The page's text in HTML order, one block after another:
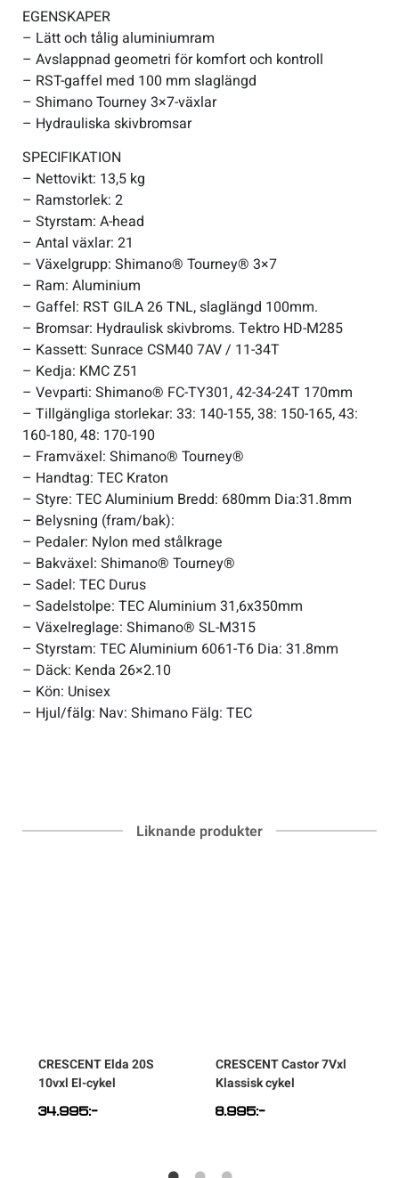
EGENSKAPER
– Lätt och tålig aluminiumram
– Avslappnad geometri för komfort och kontroll
– RST-gaffel med 100 mm slaglängd
– Shimano Tourney 3×7-växlar
– Hydrauliska skivbromsar
SPECIFIKATION
– Nettovikt: 13,5 kg
– Ramstorlek: 2
– Styrstam: A-head
– Antal växlar: 21
– Växelgrupp: Shimano® Tourney® 3×7
– Ram: Aluminium
– Gaffel: RST GILA 26 TNL, slaglängd 100mm.
– Bromsar: Hydraulisk skivbroms. Tektro HD-M285
– Kassett: Sunrace CSM40 7AV / 11-34T
– Kedja: KMC Z51
– Vevparti: Shimano® FC-TY301, 42-34-24T 170mm
– Tillgängliga storlekar: 33: 140-155, 38: 150-165, 43:
160-180, 48: 170-190
– Framväxel: Shimano® Tourney®
– Handtag: TEC Kraton
– Styre: TEC Aluminium Bredd: 680mm Dia:31.8mm
– Belysning (fram/bak):
– Pedaler: Nylon med stålkrage
– Bakväxel: Shimano® Tourney®
– Sadel: TEC Durus
– Sadelstolpe: TEC Aluminium 31,6x350mm
– Växelreglage: Shimano® SL-M315
– Styrstam: TEC Aluminium 6061-T6 Dia: 31.8mm
– Däck: Kenda 26×2.10
– Kön: Unisex
– Hjul/fälg: Nav: Shimano Fälg: TEC
Liknande produkter
CRESCENTElda 20S
10vxl El-cykel
34.995:-
CRESCENTCastor 7Vxl
Klassisk cykel
8.995:-